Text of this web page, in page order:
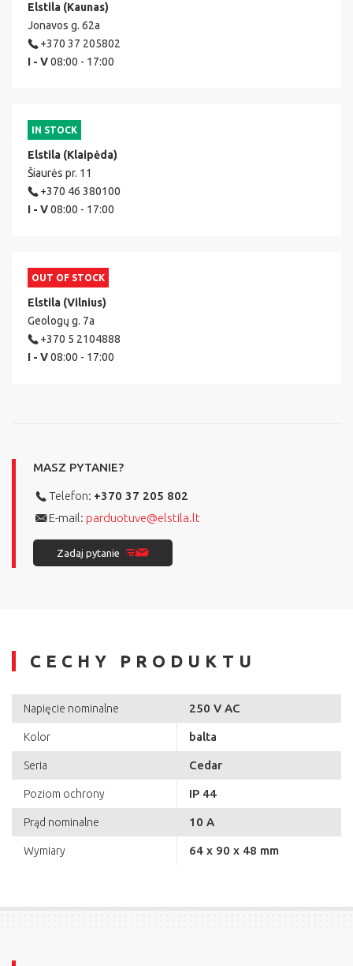
Elstila (Kaunas)
Jonavos g. 62a
+370 37 205802
I - V08:00 - 17:00
IN STOCK
Elstila (Klaipėda)
Šiaurės pr. 11
+370 46 380100
I - V08:00 - 17:00
OUT OF STOCK
Elstila (Vilnius)
Geologų g. 7a
+370 5 2104888
I - V08:00 - 17:00
MASZ PYTANIE?
Telefon: +370 37 205 802
E-mail: parduotuve@elstila.lt
Zadaj pytanie
CECHY PRODUKTU
Napięcie nominalne 250 V AC
Kolor balta
Seria Cedar
Poziom ochrony IP 44
Prąd nominalne 10 A
Wymiary 64 x 90 x 48 mm